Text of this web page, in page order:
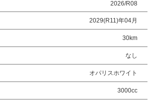
2026/R08
2029(R11)年04月
30km
なし
オパリスホワイト
3000cc